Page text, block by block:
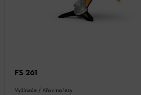
FS 261
Vyžínače / Křovinořezy